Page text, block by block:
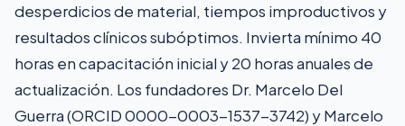
desperdicios de material, tiempos improductivos y
resultados clínicos subóptimos. Invierta mínimo 40
horas en capacitación inicial y 20 horas anuales de
actualización. Los fundadores Dr. Marcelo Del
Guerra (ORCID 0000-0003-1537-3742) y Marcelo